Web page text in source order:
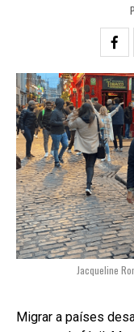
Jacqueline
Migrar a países